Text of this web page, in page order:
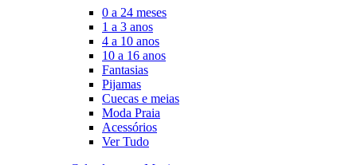
0 a 24 meses
1 a 3 anos
4 a 10 anos
10 a 16 anos
Fantasias
Pijamas
Cuecas e meias
Moda Praia
Acessórios
Ver Tudo